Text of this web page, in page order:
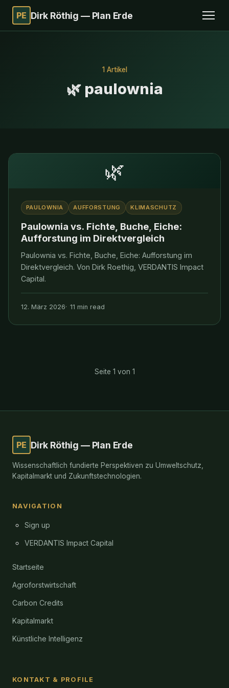
PE Dirk Röthig — Plan Erde
1 Artikel
🌿 paulownia
🌿
PAULOWNIA AUFFORSTUNG KLIMASCHUTZ
Paulownia vs. Fichte, Buche, Eiche:
Aufforstung im Direktvergleich
Paulownia vs. Fichte, Buche, Eiche: Aufforstung im
Direktvergleich. Von Dirk Roethig, VERDANTIS Impact
Capital.
12. März 2026 11 min read
Seite 1 von 1
PE Dirk Röthig — Plan Erde
Wissenschaftlich fundierte Perspektiven zu Umweltschutz,
Kapitalmarkt und Zukunftstechnologien.
NAVIGATION
Sign up
VERDANTIS Impact Capital
Startseite
Agroforstwirtschaft
Carbon Credits
Kapitalmarkt
Künstliche Intelligenz
KONTAKT & PROFILE